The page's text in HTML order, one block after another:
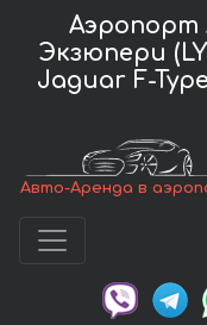
Аэропорт
Экзюпери
Jaguar F-
Авто-Аренда в